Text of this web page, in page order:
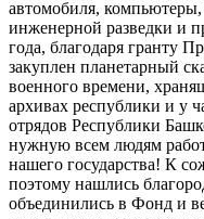
автомобиля,
инженерной разведки и
года, благодаря гранту
закуплен планетарный
военного времени,
архивах республики и у
отрядов Республики
нужную всем людям
нашего государства! К
поэтому нашлись
объединились в Фонд и